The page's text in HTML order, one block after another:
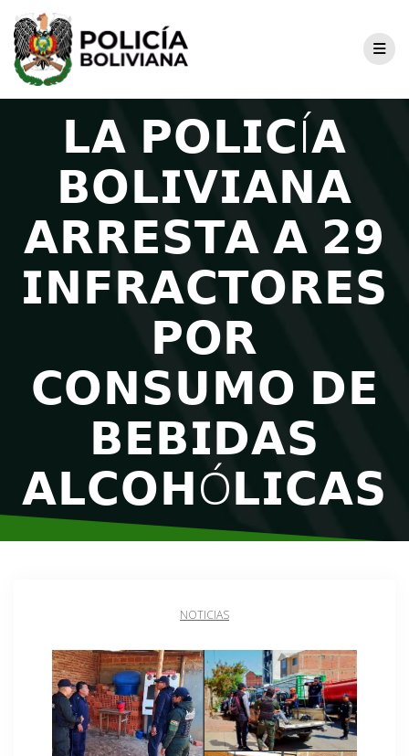
𝗟𝗔 𝗣𝗢𝗟𝗜𝗖Í𝗔
𝗕𝗢𝗟𝗜𝗩𝗜𝗔𝗡𝗔
𝗔𝗥𝗥𝗘𝗦𝗧𝗔 𝗔 𝟮𝟵
𝗜𝗡𝗙𝗥𝗔𝗖𝗧𝗢𝗥𝗘𝗦
𝗣𝗢𝗥
𝗖𝗢𝗡𝗦𝗨𝗠𝗢 𝗗𝗘
𝗕𝗘𝗕𝗜𝗗𝗔𝗦
𝗔𝗟𝗖𝗢𝗛Ó𝗟𝗜𝗖𝗔𝗦
NOTICIAS